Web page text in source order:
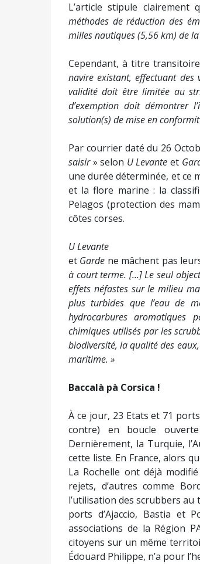
L’article stipule clairement
méthodes de réduction des
milles nautiques (5,56 km) de
Cependant, à titre
navire existant, effectuant
validité doit être limitée au
d’exemption doit démontrer
solution(s) de mise en
Par courrier daté du 26
saisir» selon U Levante et
une durée déterminée, et ce
et la flore marine : la
Pelagos (protection des
côtes corses.
U Levante
et Garde ne mâchent pas
à court terme. […] Le seul
effets néfastes sur le milieu
plus turbides que l’eau de
hydrocarbures aromatiques
chimiques utilisés par les
biodiversité, la qualité des
maritime. »
Baccalà pà Corsica !
À ce jour, 23 Etats et 71
contre) en boucle
Dernièrement, la Turquie,
cette liste. En France, alors
La Rochelle ont déjà
rejets, d’autres comme
l’utilisation des scrubbers
ports d’Ajaccio, Bastia et
associations de la Région
citoyens sur un même
Édouard Philippe, n’a pour